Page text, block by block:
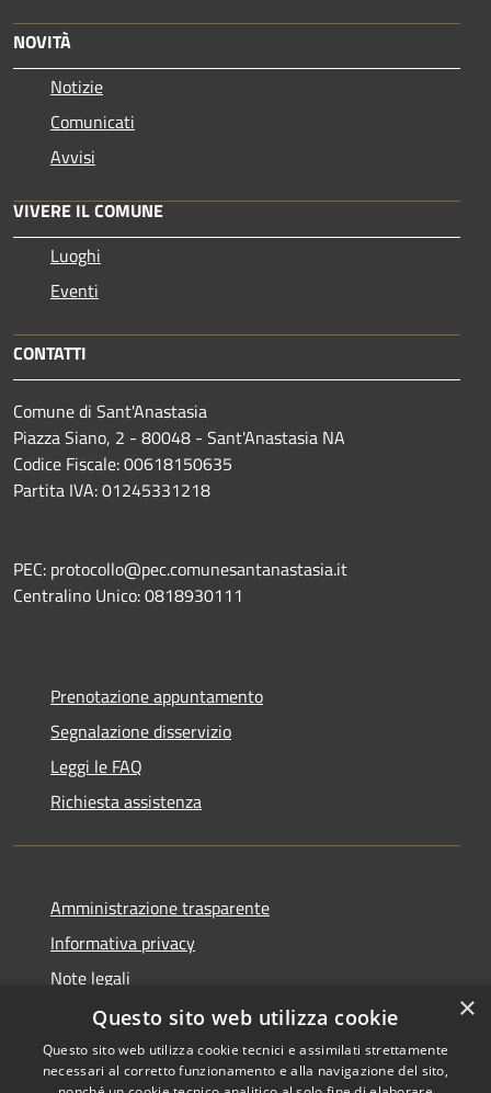
NOVITÀ
Notizie
Comunicati
Avvisi
VIVERE IL COMUNE
Luoghi
Eventi
CONTATTI
Comune di Sant'Anastasia
Piazza Siano, 2 - 80048 - Sant'Anastasia NA
Codice Fiscale: 00618150635
Partita IVA: 01245331218
PEC: protocollo@pec.comunesantanastasia.it
Centralino Unico: 0818930111
Prenotazione appuntamento
Segnalazione disservizio
Leggi le FAQ
Richiesta assistenza
Amministrazione trasparente
Informativa privacy
Note legali
Dichiarazione di accessibilità
×
Questo sito web utilizza cookie
Questo sito web utilizza cookie tecnici e assimilati strettamente
necessari al corretto funzionamento e alla navigazione del sito,